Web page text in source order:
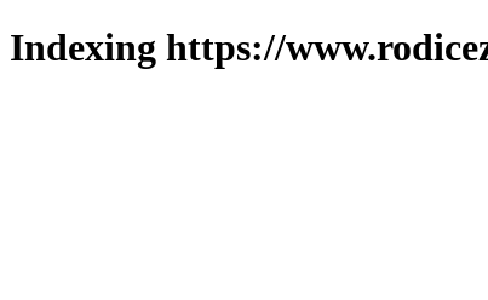
Indexing https://